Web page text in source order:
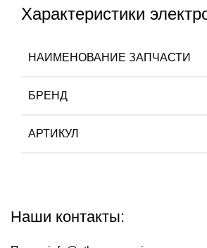
Характеристики
НАИМЕНОВАНИЕ ЗАПЧАСТИ
БРЕНД
АРТИКУЛ
Наши контакты: